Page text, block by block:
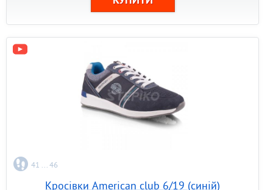
41 ... 46
Кросівки American club 6/19 (синій)